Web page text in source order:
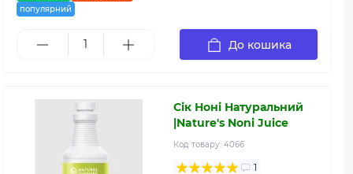
популярний
До кошика
Сік Ноні Натуральний
|Nature's Noni Juice
Код товару: 4066
1